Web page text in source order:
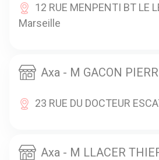
12 RUE MENPENTI BT LE
Marseille
Axa - M GACON
23 RUE DU DOCTEUR
Axa - M LLACER